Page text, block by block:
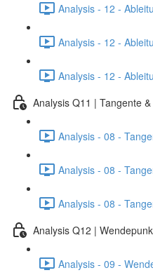
Analysis - 12 -
Analysis - 12 -
Analysis - 12 -
Analysis Q11 | Tangente
Analysis - 08 -
Analysis - 08 -
Analysis - 08 -
Analysis Q12 |
Analysis - 09 -